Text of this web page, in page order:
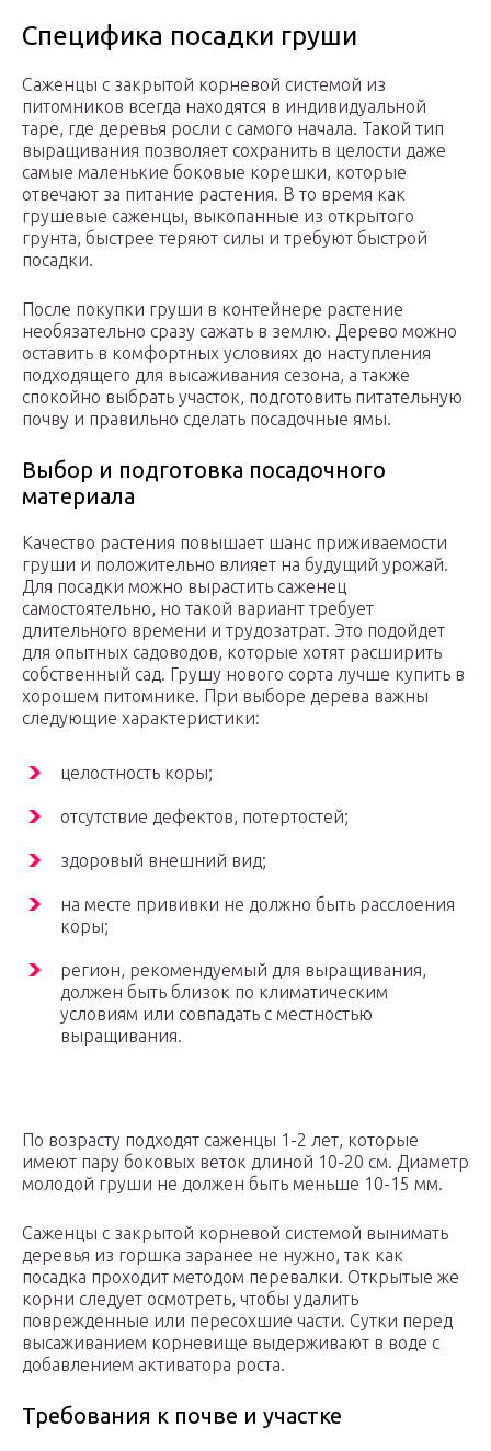
Специфика посадки груши
Саженцы с закрытой корневой системой из
питомников всегда находятся в индивидуальной
таре, где деревья росли с самого начала. Такой тип
выращивания позволяет сохранить в целости даже
самые маленькие боковые корешки, которые
отвечают за питание растения. В то время как
грушевые саженцы, выкопанные из открытого
грунта, быстрее теряют силы и требуют быстрой
посадки.
После покупки груши в контейнере растение
необязательно сразу сажать в землю. Дерево можно
оставить в комфортных условиях до наступления
подходящего для высаживания сезона, а также
спокойно выбрать участок, подготовить питательную
почву и правильно сделать посадочные ямы.
Выбор и подготовка посадочного
материала
Качество растения повышает шанс приживаемости
груши и положительно влияет на будущий урожай.
Для посадки можно вырастить саженец
самостоятельно, но такой вариант требует
длительного времени и трудозатрат. Это подойдет
для опытных садоводов, которые хотят расширить
собственный сад. Грушу нового сорта лучше купить в
хорошем питомнике. При выборе дерева важны
следующие характеристики:
целостность коры;
отсутствие дефектов, потертостей;
здоровый внешний вид;
на месте прививки не должно быть расслоения
коры;
регион, рекомендуемый для выращивания,
должен быть близок по климатическим
условиям или совпадать с местностью
выращивания.
По возрасту подходят саженцы 1-2 лет, которые
имеют пару боковых веток длиной 10-20 см. Диаметр
молодой груши не должен быть меньше 10-15 мм.
Саженцы с закрытой корневой системой вынимать
деревья из горшка заранее не нужно, так как
посадка проходит методом перевалки. Открытые же
корни следует осмотреть, чтобы удалить
поврежденные или пересохшие части. Сутки перед
высаживанием корневище выдерживают в воде с
добавлением активатора роста.
Требования к почве и участке